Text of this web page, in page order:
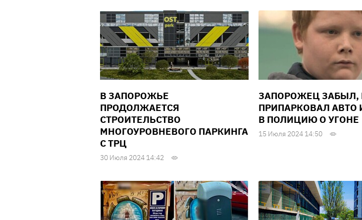
В ЗАПОРОЖЬЕ
ПРОДОЛЖАЕТСЯ
СТРОИТЕЛЬСТВО
МНОГОУРОВНЕВОГО ПАРКИНГА
С ТРЦ
30 Июля 2024 14:42
ЗАПОРОЖЕЦ ЗАБЫЛ,
ПРИПАРКОВАЛ АВТО
В ПОЛИЦИЮ О УГОНЕ
15 Июля 2024 14:50